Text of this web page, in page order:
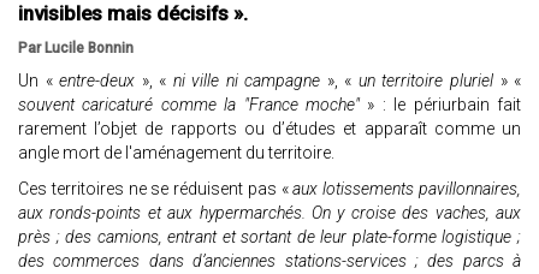
invisibles mais décisifs ».
Par Lucile Bonnin
Un «entre-deux », « ni ville ni campagne », « un territoire pluriel » «
souvent caricaturé comme la "France moche" » : le périurbain fait
rarement l’objet de rapports ou d’études et apparaît comme un
angle mort de l'aménagement du territoire.
Ces territoires ne se réduisent pas «aux lotissements pavillonnaires,
aux ronds-points et aux hypermarchés. On y croise des vaches, aux
près ; des camions, entrant et sortant de leur plate-forme logistique ;
des commerces dans d’anciennes stations-services ; des parcs à